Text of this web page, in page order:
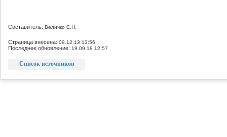
Составитель: Величко С.Н.
Страница внесена: 09.12.13 13:56
Последнее обновление: 19.09.18 12:57
Список источников